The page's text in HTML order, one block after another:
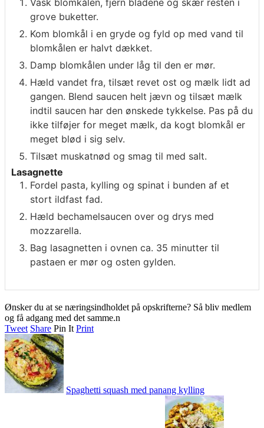
Vask blomkålen, fjern bladene og skær resten i
grove buketter.
Kom blomkål i en gryde og fyld op med vand til
blomkålen er halvt dækket.
Damp blomkålen under låg til den er mør.
Hæld vandet fra, tilsæt revet ost og mælk lidt ad
gangen. Blend saucen helt jævn og tilsæt mælk
indtil saucen har den ønskede tykkelse. Pas på du
ikke tilføjer for meget mælk, da kogt blomkål er
meget blød i sig selv.
Tilsæt muskatnød og smag til med salt.
Lasagnette
Fordel pasta, kylling og spinat i bunden af et
stort ildfast fad.
Hæld bechamelsaucen over og drys med
mozzarella.
Bag lasagnetten i ovnen ca. 35 minutter til
pastaen er mør og osten gylden.
Ønsker du at se næringsindholdet på opskrifterne? Så bliv medlem
og få adgang med det samme.n
Tweet Share Pin It Print
Spaghetti squash med panang kylling